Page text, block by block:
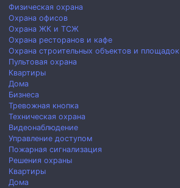
Физическая охрана
Охрана офисов
Охрана ЖК и ТСЖ
Охрана ресторанов и кафе
Охрана строительных объектов и площадок
Пультовая охрана
Квартиры
Дома
Бизнеса
Тревожная кнопка
Техническая охрана
Видеонаблюдение
Управление доступом
Пожарная сигнализация
Решения охраны
Квартиры
Дома